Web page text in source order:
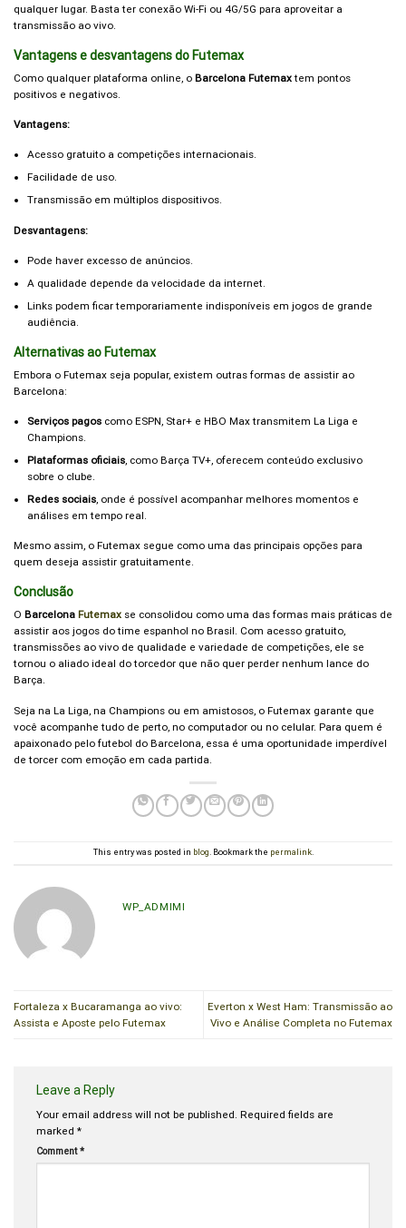
qualquer lugar. Basta ter conexão Wi-Fi ou 4G/5G para aproveitar a
transmissão ao vivo.
Vantagens e desvantagens do Futemax
Como qualquer plataforma online, o Barcelona Futemaxtem pontos
positivos e negativos.
Vantagens:
Acesso gratuito a competições internacionais.
Facilidade de uso.
Transmissão em múltiplos dispositivos.
Desvantagens:
Pode haver excesso de anúncios.
A qualidade depende da velocidade da internet.
Links podem ficar temporariamente indisponíveis em jogos de grande
audiência.
Alternativas ao Futemax
Embora o Futemax seja popular, existem outras formas de assistir ao
Barcelona:
Serviços pagos como ESPN, Star+ e HBO Max transmitem La Liga e
Champions.
Plataformas oficiais, como Barça TV+, oferecem conteúdo exclusivo
sobre o clube.
Redes sociais, onde é possível acompanhar melhores momentos e
análises em tempo real.
Mesmo assim, o Futemax segue como uma das principais opções para
quem deseja assistir gratuitamente.
Conclusão
O Barcelona Futemax se consolidou como uma das formas mais práticas de
assistir aos jogos do time espanhol no Brasil. Com acesso gratuito,
transmissões ao vivo de qualidade e variedade de competições, ele se
tornou o aliado ideal do torcedor que não quer perder nenhum lance do
Barça.
Seja na La Liga, na Champions ou em amistosos, o Futemax garante que
você acompanhe tudo de perto, no computador ou no celular. Para quem é
apaixonado pelo futebol do Barcelona, essa é uma oportunidade imperdível
de torcer com emoção em cada partida.
This entry was posted in blog. Bookmark the permalink.
WP_ADMIMI
Fortaleza x Bucaramanga ao vivo:
Assista e Aposte pelo Futemax
Everton x West Ham: Transmissão ao
Vivo e Análise Completa no Futemax
Leave a Reply
Your email address will not be published. Required fields are
marked *
Comment*